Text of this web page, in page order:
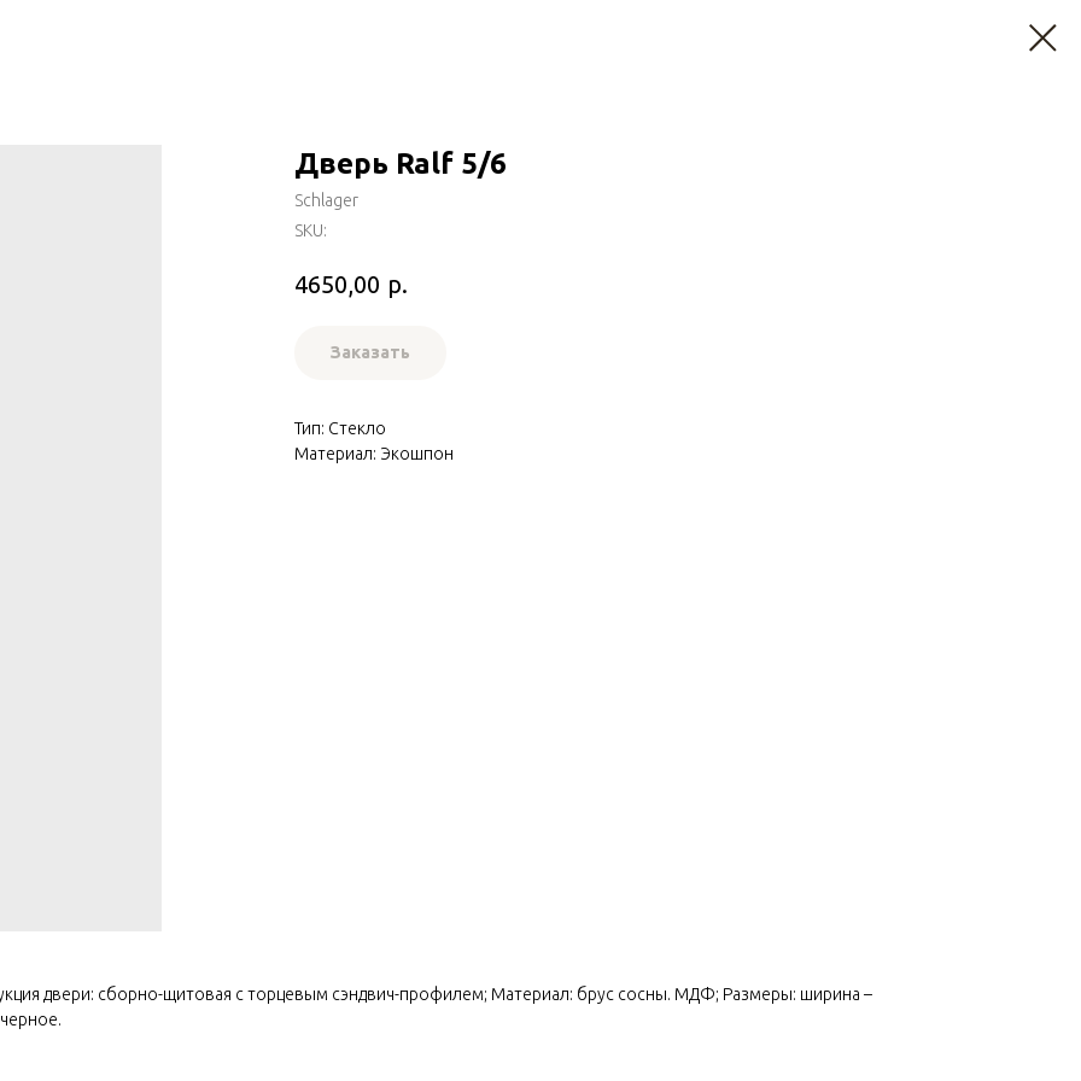
Дверь Ralf 5/6
Schlager
SKU:
4650,00 р.
Заказать
Тип: Стекло
Материал: Экошпон
двери: сборно-щитовая с торцевым сэндвич-профилем; Материал: брус сосны. МДФ; Размеры: ширина –